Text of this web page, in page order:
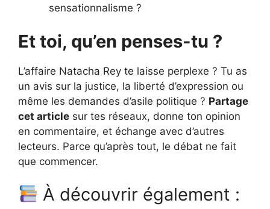
sensationnalisme ?
Et toi, qu’en penses-tu ?
L’affaire Natacha Rey te laisse perplexe ? Tu as
un avis sur la justice, la liberté d’expression ou
même les demandes d’asile politique ? Partage
cet article sur tes réseaux, donne ton opinion
en commentaire, et échange avec d’autres
lecteurs. Parce qu’après tout, le débat ne fait
que commencer.
À découvrir également :